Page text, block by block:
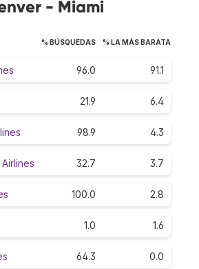
- Miami
% BÚSQUEDAS % LA MÁS BARATA
96.0 91.1
21.9 6.4
98.9 4.3
32.7 3.7
100.0 2.8
1.0 1.6
64.3 0.0